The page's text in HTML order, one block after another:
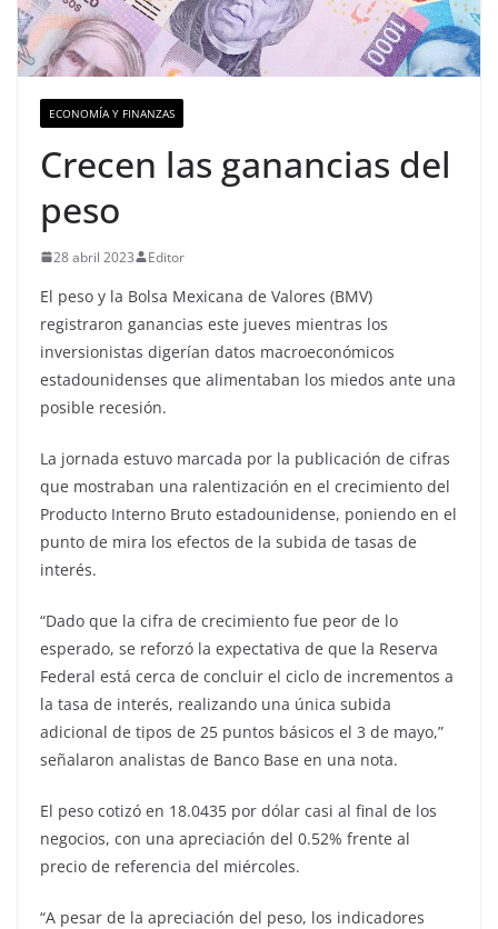
ECONOMÍA Y FINANZAS
Crecen las ganancias del
peso
28 abril 2023 Editor
El peso y la Bolsa Mexicana de Valores (BMV)
registraron ganancias este jueves mientras los
inversionistas digerían datos macroeconómicos
estadounidenses que alimentaban los miedos ante una
posible recesión.
La jornada estuvo marcada por la publicación de cifras
que mostraban una ralentización en el crecimiento del
Producto Interno Bruto estadounidense, poniendo en el
punto de mira los efectos de la subida de tasas de
interés.
“Dado que la cifra de crecimiento fue peor de lo
esperado, se reforzó la expectativa de que la Reserva
Federal está cerca de concluir el ciclo de incrementos a
la tasa de interés, realizando una única subida
adicional de tipos de 25 puntos básicos el 3 de mayo,”
señalaron analistas de Banco Base en una nota.
El peso cotizó en 18.0435 por dólar casi al final de los
negocios, con una apreciación del 0.52% frente al
precio de referencia del miércoles.
“A pesar de la apreciación del peso, los indicadores